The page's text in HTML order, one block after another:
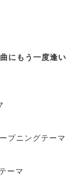
にもう一度逢い
プニングテーマ
ーマ